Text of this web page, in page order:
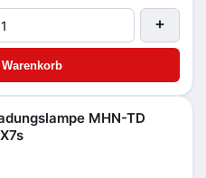
+
MHN-TD